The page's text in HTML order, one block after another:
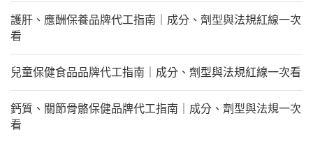
護肝、應酬保養品牌代工指南｜成分、劑型與法規紅線一次
看
兒童保健食品品牌代工指南｜成分、劑型與法規紅線一次看
鈣質、關節骨骼保健品牌代工指南｜成分、劑型與法規一次
看